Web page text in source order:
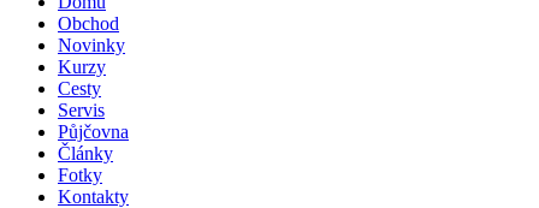
Obchod
Novinky
Kurzy
Cesty
Servis
Půjčovna
Články
Fotky
Kontakty